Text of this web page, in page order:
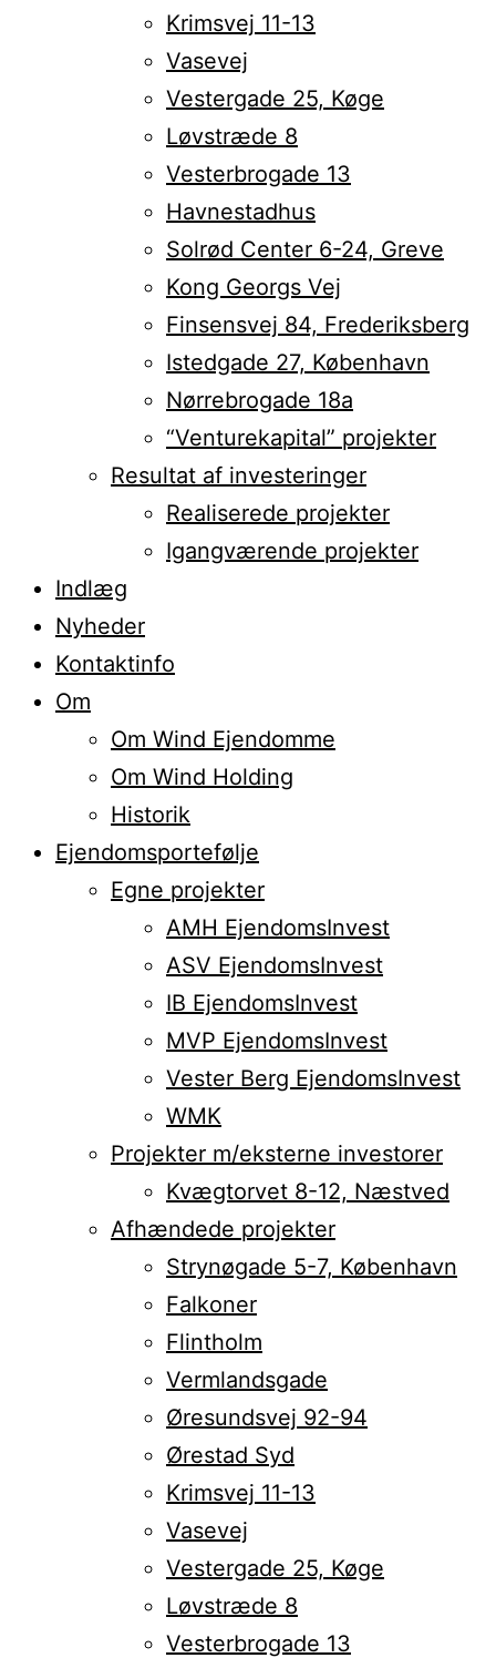
Krimsvej 11-13
Vasevej
Vestergade 25, Køge
Løvstræde 8
Vesterbrogade 13
Havnestadhus
Solrød Center 6-24, Greve
Kong Georgs Vej
Finsensvej 84, Frederiksberg
Istedgade 27, København
Nørrebrogade 18a
“Venturekapital” projekter
Resultat af investeringer
Realiserede projekter
Igangværende projekter
Indlæg
Nyheder
Kontaktinfo
Om
Om Wind Ejendomme
Om Wind Holding
Historik
Ejendomsportefølje
Egne projekter
AMH EjendomsInvest
ASV EjendomsInvest
IB EjendomsInvest
MVP EjendomsInvest
Vester Berg EjendomsInvest
WMK
Projekter m/eksterne investorer
Kvægtorvet 8-12, Næstved
Afhændede projekter
Strynøgade 5-7, København
Falkoner
Flintholm
Vermlandsgade
Øresundsvej 92-94
Ørestad Syd
Krimsvej 11-13
Vasevej
Vestergade 25, Køge
Løvstræde 8
Vesterbrogade 13